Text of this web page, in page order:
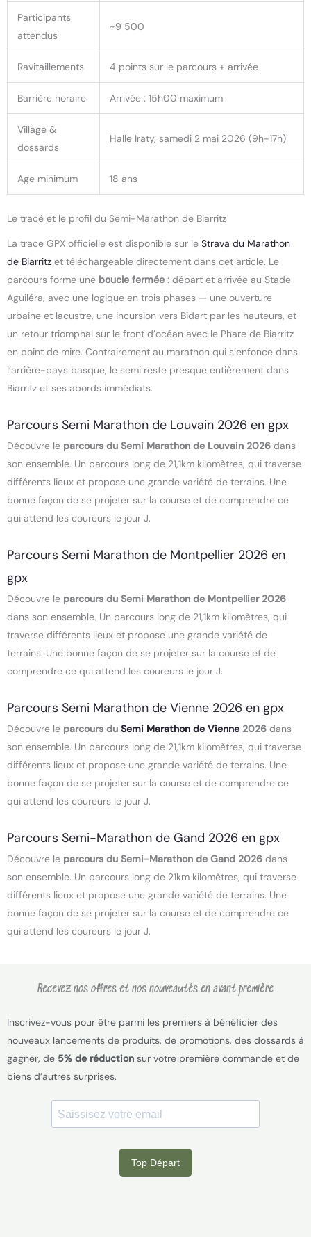
Participants
attendus
~9 500
Ravitaillements 4 points sur le parcours + arrivée
Barrière horaire Arrivée : 15h00 maximum
Village &
dossards
Halle Iraty, samedi 2 mai 2026 (9h-17h)
Age minimum 18 ans
Le tracé et le profil du Semi-Marathon de Biarritz
La trace GPX officielle est disponible sur le Strava du Marathon
de Biarritz et téléchargeable directement dans cet article. Le
parcours forme une boucle fermée : départ et arrivée au Stade
Aguiléra, avec une logique en trois phases — une ouverture
urbaine et lacustre, une incursion vers Bidart par les hauteurs, et
un retour triomphal sur le front d’océan avec le Phare de Biarritz
en point de mire. Contrairement au marathon qui s’enfonce dans
l’arrière-pays basque, le semi reste presque entièrement dans
Biarritz et ses abords immédiats.
Parcours Semi Marathon de Louvain 2026 en gpx
Découvre le parcours du Semi Marathon de Louvain 2026 dans
son ensemble. Un parcours long de 21,1km kilomètres, qui traverse
différents lieux et propose une grande variété de terrains. Une
bonne façon de se projeter sur la course et de comprendre ce
qui attend les coureurs le jour J.
Parcours Semi Marathon de Montpellier 2026 en
gpx
Découvre le parcours du Semi Marathon de Montpellier 2026
dans son ensemble. Un parcours long de 21,1km kilomètres, qui
traverse différents lieux et propose une grande variété de
terrains. Une bonne façon de se projeter sur la course et de
comprendre ce qui attend les coureurs le jour J.
Parcours Semi Marathon de Vienne 2026 en gpx
Découvre le parcours du Semi Marathon de Vienne 2026 dans
son ensemble. Un parcours long de 21,1km kilomètres, qui traverse
différents lieux et propose une grande variété de terrains. Une
bonne façon de se projeter sur la course et de comprendre ce
qui attend les coureurs le jour J.
Parcours Semi-Marathon de Gand 2026 en gpx
Découvre le parcours du Semi-Marathon de Gand 2026 dans
son ensemble. Un parcours long de 21km kilomètres, qui traverse
différents lieux et propose une grande variété de terrains. Une
bonne façon de se projeter sur la course et de comprendre ce
qui attend les coureurs le jour J.
Recevez nos offres et nos nouveautés en avant première
Inscrivez-vous pour être parmi les premiers à bénéficier des
nouveaux lancements de produits, de promotions, des dossards à
gagner, de 5% de réduction sur votre première commande et de
biens d’autres surprises.